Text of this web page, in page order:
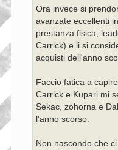
Ora invece si
avanzate eccellenti
prestanza fisica,
Carrick) e li si
acquisti dell'anno
Faccio fatica a
Carrick e Kupari mi
Sekac, zohorna e
l'anno scorso.
Non nascondo che